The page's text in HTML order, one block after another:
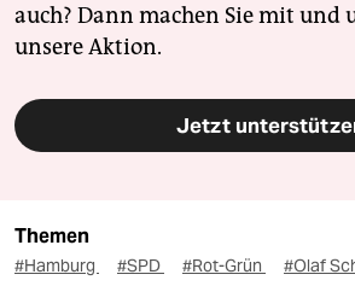
auch? Dann machen Sie mit und
unsere Aktion.
Jetzt
Themen
#Hamburg #SPD #Rot-Grün #Olaf